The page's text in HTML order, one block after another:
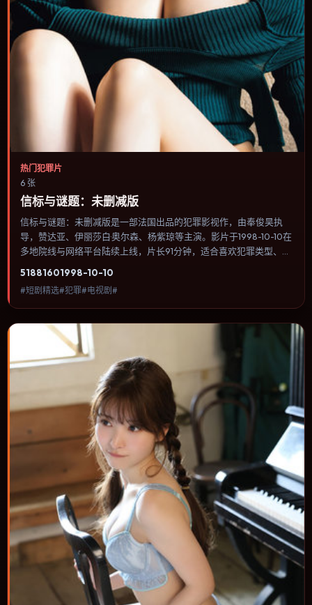
热门犯罪片
6 张
信标与谜题：未删减版
信标与谜题：未删减版是一部法国出品的犯罪影视作，由奉俊昊执
导，赞达亚、伊丽莎白·奥尔森、杨紫琼等主演。影片于1998-10-10在
多地院线与网络平台陆续上线，片长91分钟，适合喜欢犯罪类型、关
节奏与视听语言统一，可作为休闲观影或类型片补片的选择。
51881601998-10-10
#短剧精选#犯罪#电视剧#